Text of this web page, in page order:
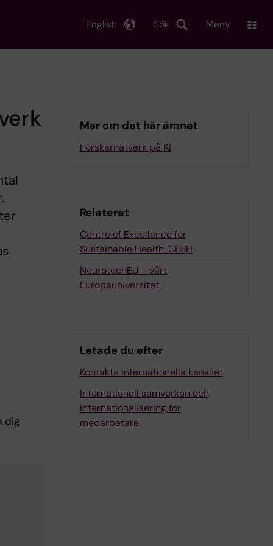
Sök
English Meny
dig
Mer om det här ämnet
Forskarnätverk på KI
Relaterat
Centre of Excellence for
Sustainable Health, CESH
NeurotechEU - vårt
Europauniversitet
Letade du efter
Kontakta Internationella kansliet
Internationell samverkan och
internationalisering för
medarbetare